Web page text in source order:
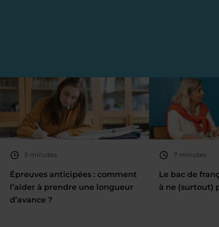
5 minutes
Épreuves anticipées : comment
l’aider à prendre une longueur
d’avance ?
7 minutes
Le bac de
à ne (surtout)